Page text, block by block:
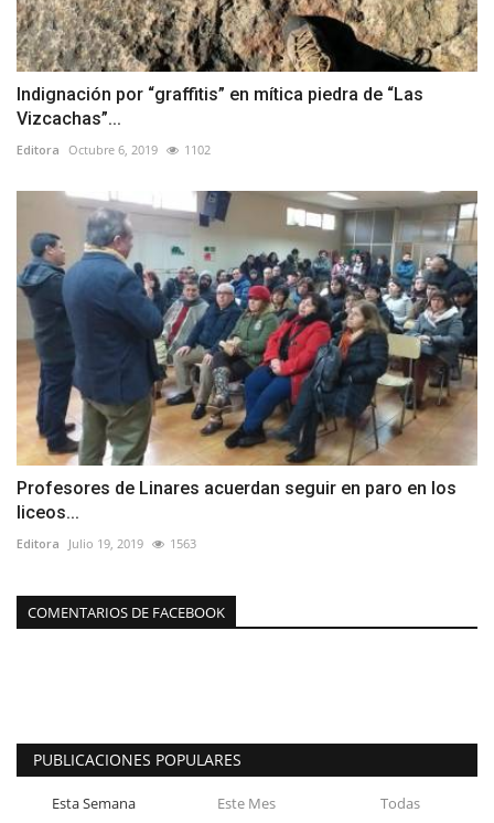
Indignación por “graffitis” en mítica piedra de “Las
Vizcachas”...
Editora Octubre 6, 2019 1102
Profesores de Linares acuerdan seguir en paro en los
liceos...
Editora Julio 19, 2019 1563
COMENTARIOS DE FACEBOOK
PUBLICACIONES POPULARES
Esta Semana Este Mes Todas